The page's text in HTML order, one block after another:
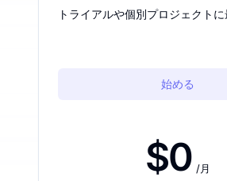
トライアルや個別プロジェクトに
始める
$0 /月